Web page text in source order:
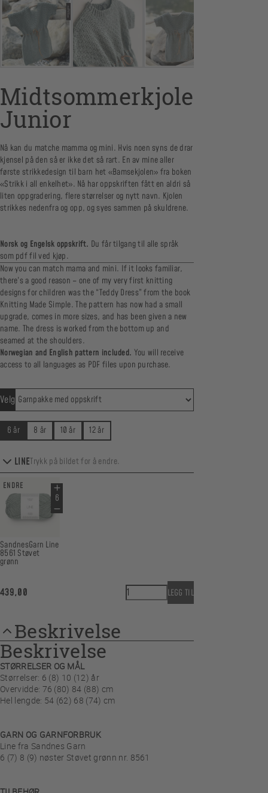
Midtsommerkjole
Junior
Nå kan du matche mamma og mini. Hvis noen syns de drar
kjensel på den så er ikke det så rart. En av mine aller
første strikkedesign til barn het «Bamsekjolen» fra boken
«Strikk i all enkelhet». Nå har oppskriften fått en aldri så
liten oppgradering, flere størrelser og nytt navn. Kjolen
strikkes nedenfra og opp, og syes sammen på skuldrene.
Norsk og Engelsk oppskrift. Du får tilgang til alle språk
som pdf fil ved kjøp.
Now you can match mama and mini. If it looks familiar,
there’s a good reason – one of my very first knitting
designs for children was the “Teddy Dress” from the book
Knitting Made Simple. The pattern has now had a small
upgrade, comes in more sizes, and has been given a new
name. The dress is worked from the bottom up and
seamed at the shoulders.
Norwegian and English pattern included. You will receive
access to all languages as PDF files upon purchase.
Velg
6 år 8 år 10 år 12 år
LINETrykk på bildet for å endre.
ENDRE
SandnesGarn Line
8561 Støvet
grønn
439,00 Midtsommerkjole Junior antall
LEGG TIL
Beskrivelse
Beskrivelse
STØRRELSER OG MÅL
Størrelser: 6 (8) 10 (12) år
Overvidde: 76 (80) 84 (88) cm
Hel lengde: 54 (62) 68 (74) cm
GARN OG GARNFORBRUK
Line fra Sandnes Garn
6 (7) 8 (9) nøster Støvet grønn nr. 8561